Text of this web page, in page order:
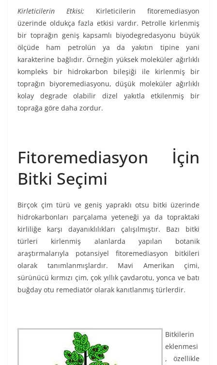
Kirleticilerin Etkisi; Kirleticilerin fitoremediasyon
üzerinde oldukça fazla etkisi vardır. Petrolle kirlenmiş
bir toprağın geniş kapsamlı biyodegredasyonu büyük
ölçüde ham petrolün ya da yakıtın tipine yani
karakterine bağlıdır. Örneğin yüksek moleküler ağırlıklı
kompleks bir hidrokarbon bileşiği ile kirlenmiş bir
toprağın biyoremediasyonu, düşük moleküler ağırlıklı
kolay degrade olabilir dizel yakıtla etkilenmiş bir
toprağa göre daha zordur.
Fitoremediasyon İçin
Bitki Seçimi
Birçok çim türü ve geniş yapraklı otsu bitki üzerinde
hidrokarbonları parçalama yeteneği ya da topraktaki
kirliliğe karşı dayanıklılıkları çalışılmıştır. Bazı bitki
türleri kirlenmiş alanlarda yapılan botanik
araştırmalarıyla potansiyel fitoremediasyon bitkileri
olarak tanımlanmışlardır. Mavi Amerikan çimi,
sürünücü kırmızı çim, çok yıllık çavdarotu, yonca ve batı
buğday otu remediatör olarak kanıtlanmış türlerdir.
Bitkilerin
eklenmesi
, özellikle